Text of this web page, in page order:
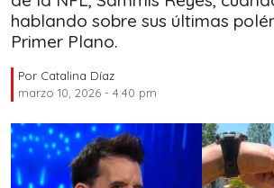
hablando sobre sus últimas
Primer Plano.
Por Catalina Díaz
marzo 10, 2026 - 4:40 pm